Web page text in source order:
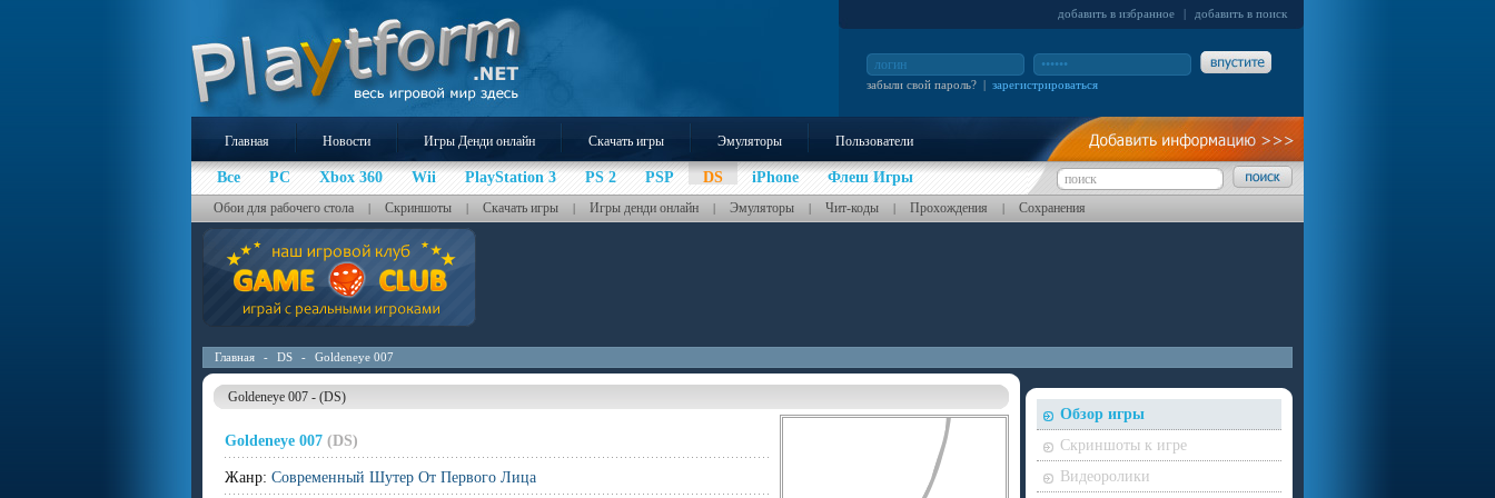
добавить в избранное | добавить в поиск
забыли свой пароль? | зарегистрироваться
Главная Новости Игры Денди онлайн Скачать игры Эмуляторы Пользователи
Все PC Xbox 360 Wii PlayStation 3 PS 2 PSP DS iPhone Флеш Игры
Обои для рабочего стола | Скриншоты | Скачать игры | Игры денди онлайн | Эмуляторы | Чит-коды | Прохождения | Сохранения
Главная - DS - Goldeneye 007
Goldeneye 007 - (DS)
Goldeneye 007 (DS)
Жанр: Современный Шутер От Первого Лица
Обзор игры
Скриншоты к игре
Видеоролики